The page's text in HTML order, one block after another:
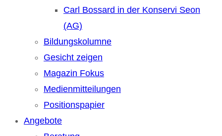
Carl Bossard in der Konservi Seon
(AG)
Bildungskolumne
Gesicht zeigen
Magazin Fokus
Medienmitteilungen
Positionspapier
Angebote